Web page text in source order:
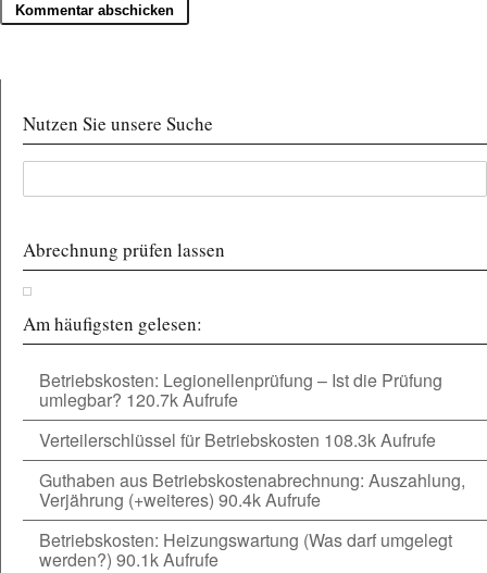
Nutzen Sie unsere Suche
Abrechnung prüfen lassen
Am häufigsten gelesen:
Betriebskosten: Legionellenprüfung – Ist die Prüfung
umlegbar? 120.7k Aufrufe
Verteilerschlüssel für Betriebskosten 108.3k Aufrufe
Guthaben aus Betriebskostenabrechnung: Auszahlung,
Verjährung (+weiteres) 90.4k Aufrufe
Betriebskosten: Heizungswartung (Was darf umgelegt
werden?) 90.1k Aufrufe